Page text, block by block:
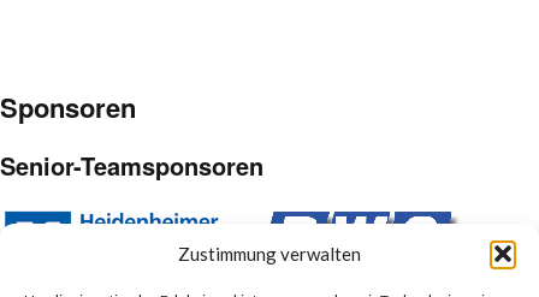
Zustimmung verwalten
Sponsoren
Senior-Teamsponsoren